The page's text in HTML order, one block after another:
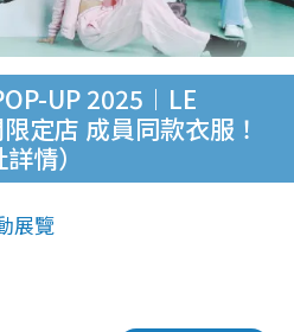
UP 2025︱LE
定店 成員同款衣服！
情）
展覽